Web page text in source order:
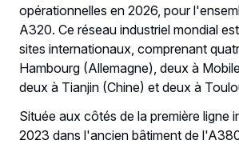
opérationnelles en 2026, pour
A320. Ce réseau industriel mondial
sites internationaux, comprenant
Hambourg (Allemagne), deux à
deux à Tianjin (Chine) et deux à
Située aux côtés de la première ligne
2023 dans l'ancien bâtiment de